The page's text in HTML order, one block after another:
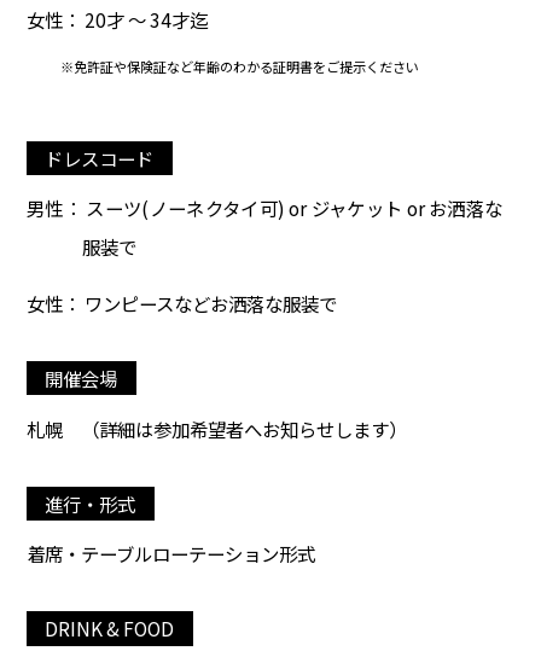
女性： 20才 ～ 34才迄
※免許証や保険証など年齢のわかる証明書をご提示ください
ドレスコード
男性： スーツ(ノーネクタイ可) or ジャケット or お洒落な
服装で
女性： ワンピースなどお洒落な服装で
開催会場
札幌
（詳細は参加希望者へお知らせします）
進行・形式
着席・テーブルローテーション形式
DRINK & FOOD